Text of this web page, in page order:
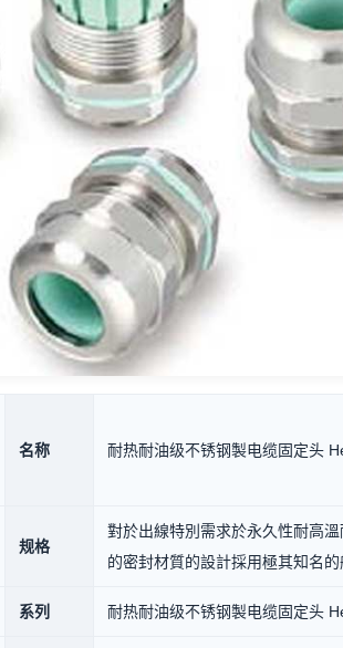
名称 耐热耐油级不锈钢製电缆固定头
规格
對於出線特別需求於永久性耐高
的密封材質的設計採用極其知名
系列 耐热耐油级不锈钢製电缆固定头